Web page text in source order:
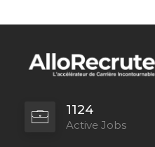
1124
Active Jobs